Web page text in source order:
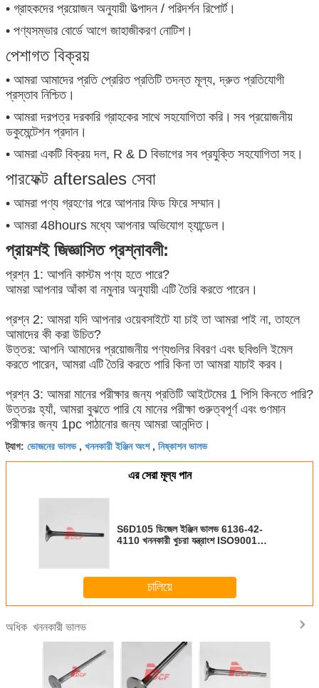
• গ্রাহকদের প্রয়োজন অনুযায়ী উত্পাদন / পরিদর্শন রিপোর্ট।
• পণ্যসম্ভার বোর্ডে আগে জাহাজীকরণ নোটিশ।
পেশাগত বিক্রয়
• আমরা আমাদের প্রতি প্রেরিত প্রতিটি তদন্ত মূল্য, দ্রুত প্রতিযোগী
প্রস্তাব নিশ্চিত।
• আমরা দরপত্র দরকারি গ্রাহকের সাথে সহযোগিতা করি। সব প্রয়োজনীয়
ডকুমেন্টেশন প্রদান।
• আমরা একটি বিক্রয় দল, R & D বিভাগের সব প্রযুক্তি সহযোগিতা সহ।
পারফেক্ট aftersales সেবা
• আমরা পণ্য গ্রহণের পরে আপনার ফিড ফিরে সম্মান।
• আমরা 48hours মধ্যে আপনার অভিযোগ হ্যান্ডেল।
প্রায়শই জিজ্ঞাসিত প্রশ্নাবলী:
প্রশ্ন 1: আপনি কাস্টম পণ্য হতে পারে?
আমরা আপনার আঁকা বা নমুনার অনুযায়ী এটি তৈরি করতে পারেন।
প্রশ্ন 2: আমরা যদি আপনার ওয়েবসাইটে যা চাই তা আমরা পাই না, তাহলে
আমাদের কী করা উচিত?
উত্তর: আপনি আমাদের প্রয়োজনীয় পণ্যগুলির বিবরণ এবং ছবিগুলি ইমেল
করতে পারেন, আমরা এটি তৈরি করতে পারি কিনা তা আমরা যাচাই করব।
প্রশ্ন 3: আমরা মানের পরীক্ষার জন্য প্রতিটি আইটেমের 1 পিসি কিনতে পারি?
উত্তরঃ হ্যাঁ, আমরা বুঝতে পারি যে মানের পরীক্ষা গুরুত্বপূর্ণ এবং গুণমান
পরীক্ষার জন্য 1pc পাঠানোর জন্য আমরা আনন্দিত।
ট্যাগ: ভোজনের ভালভ, খননকারী ইঞ্জিন অংশ, নিষ্কাশন ভালভ
এর সেরা মূল্য পান
S6D105 ডিজেল ইঞ্জিন ভালভ 6136-42-
4110 খননকারী খুচরা যন্ত্রাংশ ISO9001
চালিয়ে
অধিক খননকারী ভালভ